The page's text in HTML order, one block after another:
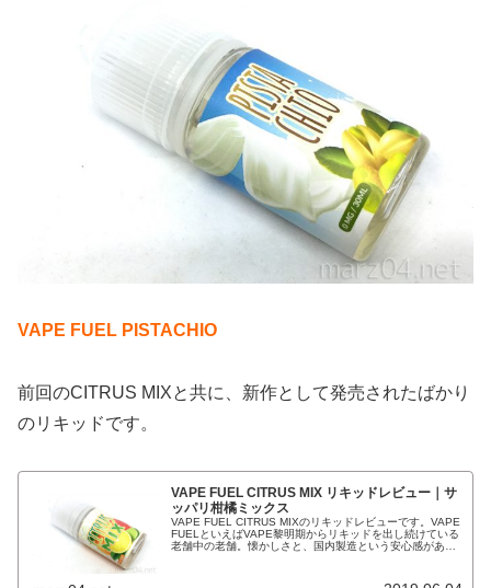
VAPE FUEL PISTACHIO
前回のCITRUS MIXと共に、新作として発売されたばかり
のリキッドです。
VAPE FUEL CITRUS MIX リキッドレビュー｜サ
ッパリ柑橘ミックス
VAPE FUEL CITRUS MIXのリキッドレビューです。VAPE
FUELといえばVAPE黎明期からリキッドを出し続けている
老舗中の老舗。懐かしさと、国内製造という安心感があり